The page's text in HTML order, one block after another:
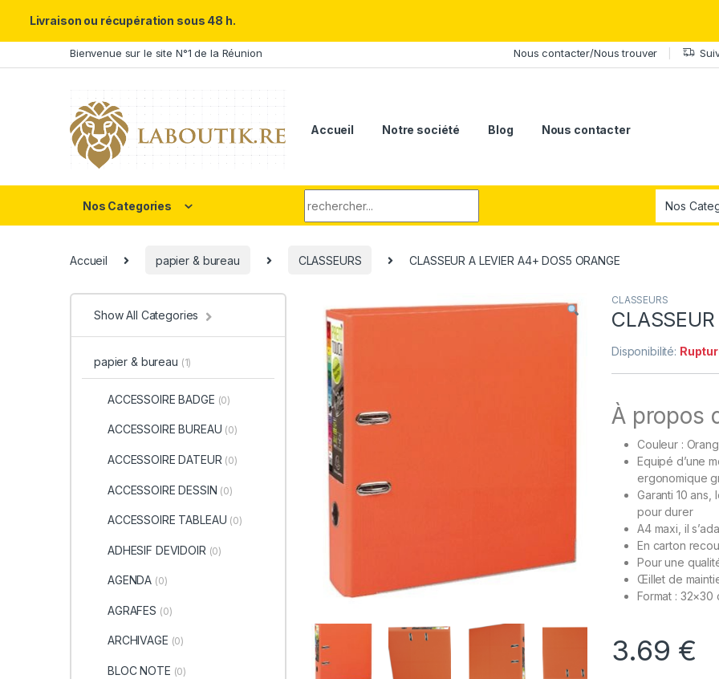
Skip to navigation
Skip to contentBienvenue sur le site N°1 de la Réunion Nous contacter/Nous trouver
Accueil Notre société Blog Nous contacter
Nos Categories
Accueil papier & bureau CLASSEURS CLASSEUR A LEVIER A4+ DOS5 ORANGE
CLASSEURS
Disponibilité:
À propos
Couleur :
Equipé d’une
ergonomique
Garanti 10
pour durer
A4 maxi, il
En carton
Pour une
Œillet de
Format : 32×30
3.69 €
Show All Categories
papier & bureau (1)
ACCESSOIRE BADGE (0)
ACCESSOIRE BUREAU (0)
ACCESSOIRE DATEUR (0)
ACCESSOIRE DESSIN (0)
ACCESSOIRE TABLEAU (0)
ADHESIF DEVIDOIR (0)
AGENDA (0)
AGRAFES (0)
ARCHIVAGE (0)
BLOC NOTE (0)
Livraison ou récupération sous 48 h.